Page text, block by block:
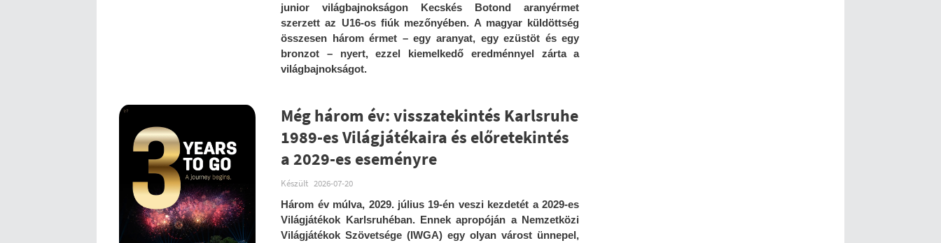
junior világbajnokságon Kecskés Botond aranyérmet
szerzett az U16-os fiúk mezőnyében. A magyar küldöttség
összesen három érmet – egy aranyat, egy ezüstöt és egy
bronzot – nyert, ezzel kiemelkedő eredménnyel zárta a
világbajnokságot.
Még három év: visszatekintés Karlsruhe
1989-es Világjátékaira és előretekintés
a 2029-es eseményre
Készült 2026-07-20
Három év múlva, 2029. július 19-én veszi kezdetét a 2029-es
Világjátékok Karlsruhéban. Ennek apropóján a Nemzetközi
Világjátékok Szövetsége (IWGA) egy olyan várost ünnepel,